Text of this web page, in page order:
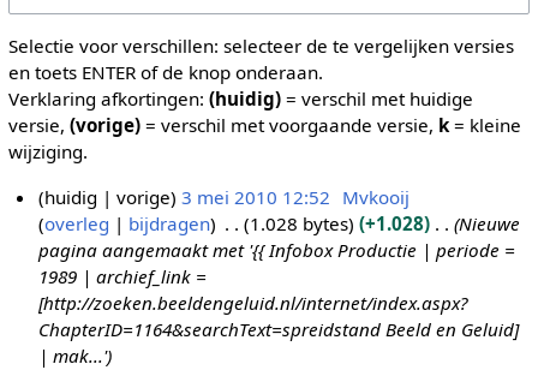
Selectie voor verschillen: selecteer de te vergelijken versies
en toets ENTER of de knop onderaan.
Verklaring afkortingen: (huidig)= verschil met huidige
versie, (vorige)= verschil met voorgaande versie, k= kleine
wijziging.
huidig vorige 3 mei 2010 12:52 Mvkooij
overleg
bijdragen 1.028 bytes +1.028
Nieuwe
pagina aangemaakt met '{{ Infobox Productie | periode =
1989 | archief_link =
[http://zoeken.beeldengeluid.nl/internet/index.aspx?
ChapterID=1164&searchText=spreidstand Beeld en Geluid]
| mak...'